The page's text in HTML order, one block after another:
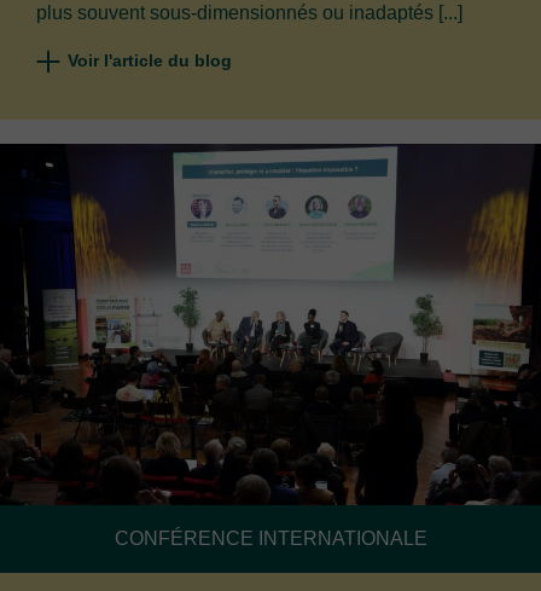
plus souvent sous-dimensionnés ou inadaptés [...]
Voir l'article du blog
CONFÉRENCE INTERNATIONALE